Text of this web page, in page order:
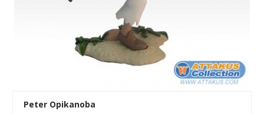
Peter Opikanoba